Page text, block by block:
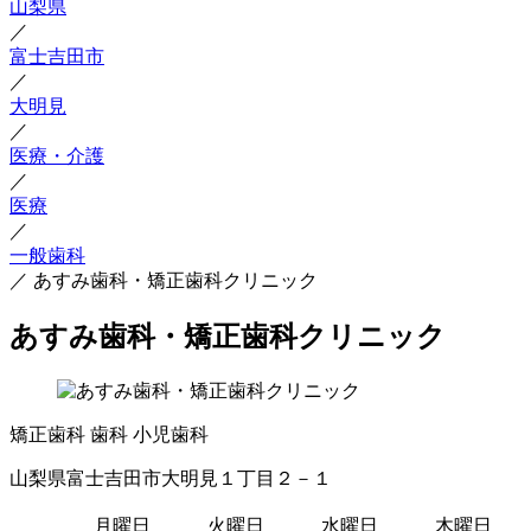
山梨県
／
富士吉田市
／
大明見
／
医療・介護
／
医療
／
一般歯科
／ あすみ歯科・矯正歯科クリニック
あすみ歯科・矯正歯科クリニック
矯正歯科 歯科 小児歯科
山梨県富士吉田市大明見１丁目２－１
月曜日 火曜日 水曜日 木曜日